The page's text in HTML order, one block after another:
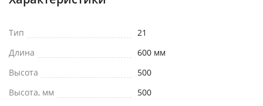
Тип
21
Длина
600 мм
Высота
500
Высота, мм
500